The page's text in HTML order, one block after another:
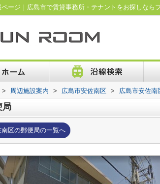
ージ｜広島市で賃貸事務所・テナントをお探しなら
> 周辺施設案内 > 広島市安佐南区 > 広島市安佐南
局
区の郵便局の一覧へ